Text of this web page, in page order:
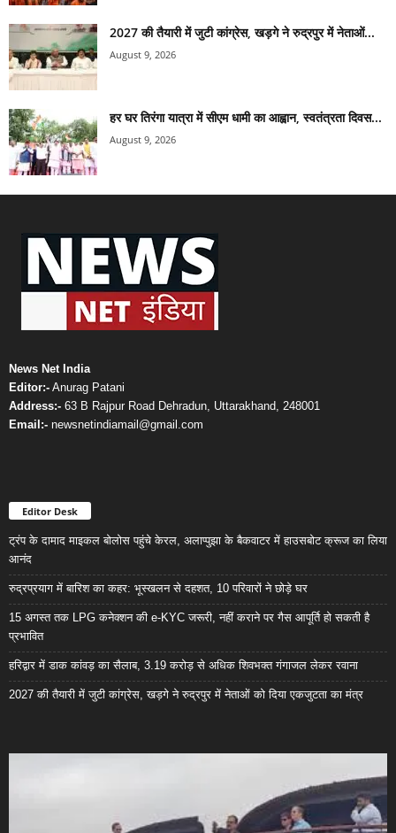
2027 की तैयारी में जुटी कांग्रेस, खड़गे ने रुद्रपुर में नेताओं...
August 9, 2026
हर घर तिरंगा यात्रा में सीएम धामी का आह्वान, स्वतंत्रता दिवस...
August 9, 2026
News Net India
Editor:- Anurag Patani
Address:- 63 B Rajpur Road Dehradun, Uttarakhand, 248001
Email:- newsnetindiamail@gmail.com
Editor Desk
ट्रंप के दामाद माइकल बोलोस पहुंचे केरल, अलाप्पुझा के बैकवाटर में हाउसबोट क्रूज का लिया
आनंद
रुद्रप्रयाग में बारिश का कहर: भूस्खलन से दहशत, 10 परिवारों ने छोड़े घर
15 अगस्त तक LPG कनेक्शन की e-KYC जरूरी, नहीं कराने पर गैस आपूर्ति हो सकती है
प्रभावित
हरिद्वार में डाक कांवड़ का सैलाब, 3.19 करोड़ से अधिक शिवभक्त गंगाजल लेकर रवाना
2027 की तैयारी में जुटी कांग्रेस, खड़गे ने रुद्रपुर में नेताओं को दिया एकजुटता का मंत्र